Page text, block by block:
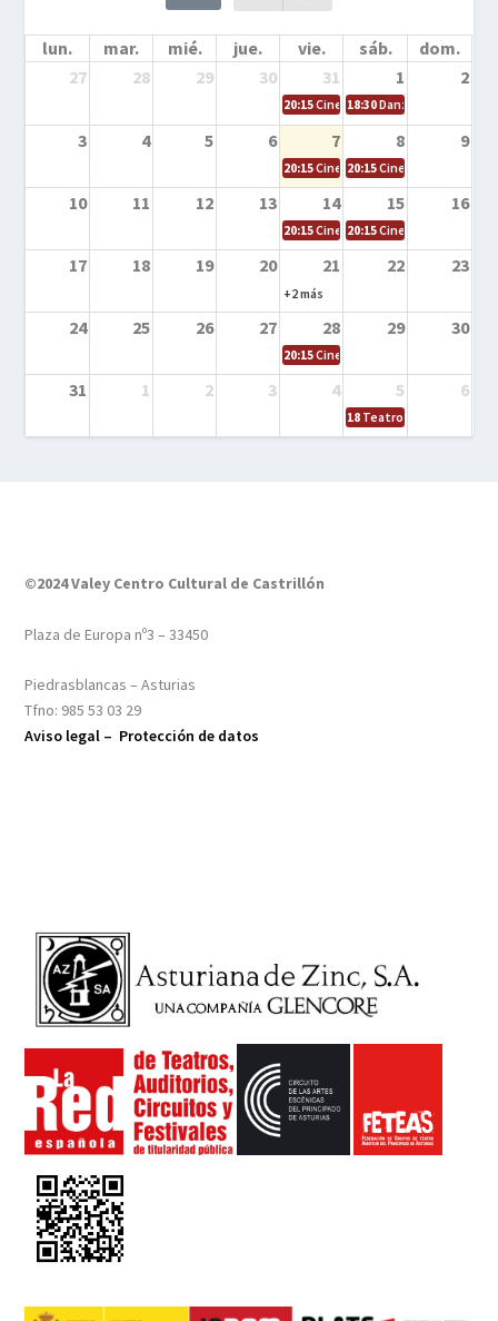
lun. mar. mié. jue. vie. sáb.
dom.
27
28 29 30 31 1 2
20:15Cine en la calle – Cómo
18:30Danza – Cita en el
3 4 5 6 7 8 9
20:15Cine en la calle – El niño y la
20:15Cine en la calle –
10 11 12 13 14 15 16
20:15Cine en la calle – Tortugas
20:15Cine en la calle –
17 18 19 20 21 22 23
+2 más
24 25 26 27 28 29 30
20:15Cine en el calle – Tintín y el
31 1 2 3 4 5 6
18 Teatro – Tres
©2024 Valey Centro Cultural de Castrillón
Plaza de Europa nº3 – 33450
Piedrasblancas – Asturias
Tfno: 985 53 03 29
Aviso legal – Protección de datos